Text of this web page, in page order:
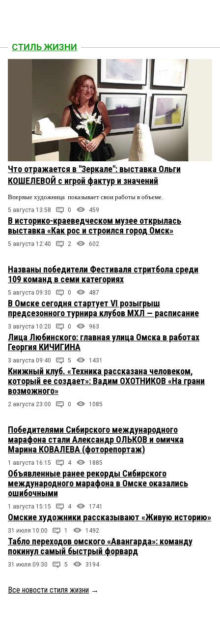
СТИЛЬ ЖИЗНИ
Что отражается в "Зеркале": выставка Ольги
КОШЕЛЕВОЙ с игрой фактур и значений
Впервые художница показывает свои работы в объеме.
5 августа 13:58 0 459
В историко-краеведческом музее открылась
выставка «Как рос и строился город Омск»
5 августа 12:40 2 602
Названы победители Фестиваля стритбола среди
109 команд в семи категориях
5 августа 09:30 0 487
В Омске сегодня стартует VI розыгрыш
предсезонного турнира клубов МХЛ — расписание
3 августа 10:20 0 963
Лица Любинского: главная улица Омска в работах
Георгия КИЧИГИНА
3 августа 09:40 5 1431
Книжный клуб. «Техника рассказана человеком,
который ее создает»: Вадим ОХОТНИКОВ «На грани
возможного»
2 августа 23:00 0 1085
Победителями Сибирского международного
марафона стали Александр ОЛЬКОВ и омичка
Марина КОВАЛЕВА (фоторепортаж)
1 августа 16:15 4 1885
Объявленные ранее рекорды Сибирского
международного марафона в Омске оказались
ошибочными
1 августа 15:15 4 1741
Омские художники рассказывают «Живую историю»
31 июля 10:00 1 1492
Табло переходов омского «Авангарда»: команду
покинул самый быстрый форвард
31 июля 09:30 5 3194
Все новости стиля жизни →